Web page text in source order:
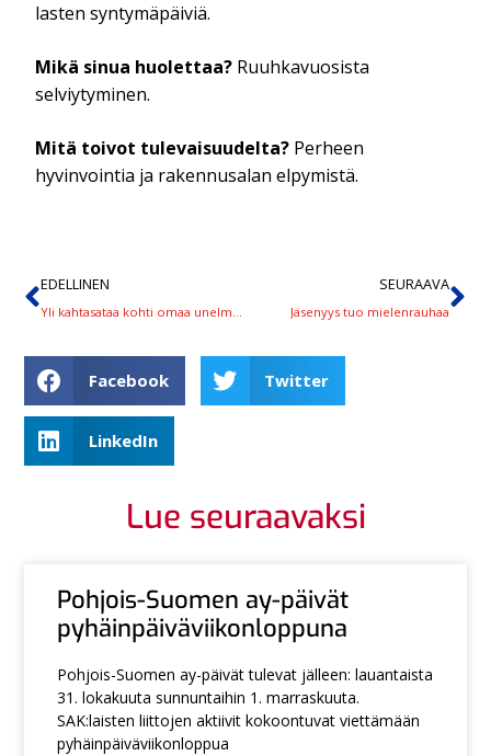
lasten syntymäpäiviä.
Mikä sinua huolettaa? Ruuhkavuosista
selviytyminen.
Mitä toivot tulevaisuudelta? Perheen
hyvinvointia ja rakennusalan elpymistä.
EDELLINEN
Yli kahtasataa kohti omaa unelmaa
SEURAAVA
Jäsenyys tuo mielenrauhaa
Facebook Twitter
LinkedIn
Lue seuraavaksi
Pohjois-Suomen ay-päivät
pyhäinpäiväviikonloppuna
Pohjois-Suomen ay-päivät tulevat jälleen: lauantaista
31. lokakuuta sunnuntaihin 1. marraskuuta.
SAK:laisten liittojen aktiivit kokoontuvat viettämään
pyhäinpäiväviikonloppua